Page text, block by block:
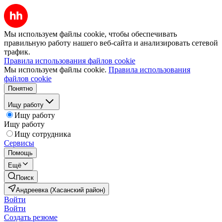
Мы используем файлы cookie, чтобы обеспечивать
правильную работу нашего веб-сайта и анализировать сетевой
трафик.
Правила использования файлов cookie
Мы используем файлы cookie. Правила использования
файлов cookie
Понятно
Ищу работу
Ищу работу
Ищу работу
Ищу сотрудника
Сервисы
Помощь
Ещё
Поиск
Андреевка (Хасанский район)
Войти
Войти
Создать резюме